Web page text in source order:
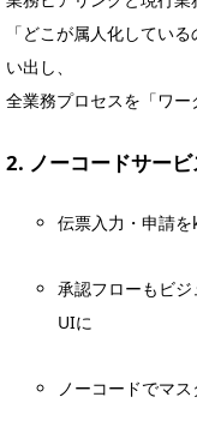
「どこが属人化してい
い出し、
全業務プロセスを「ワー
2. ノーコードサー
伝票入力・申請
承認フローもビ
UIに
ノーコードでマ